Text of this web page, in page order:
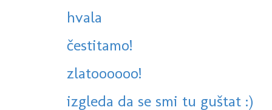
hvala
čestitamo!
zlatoooooo!
izgleda da se smi tu guštat :)